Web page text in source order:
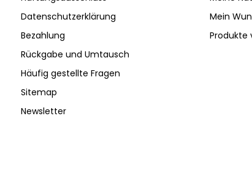
Datenschutzerklärung
Bezahlung
Rückgabe und Umtausch
Häufig gestellte Fragen
Sitemap
Newsletter
Mein
Produkte